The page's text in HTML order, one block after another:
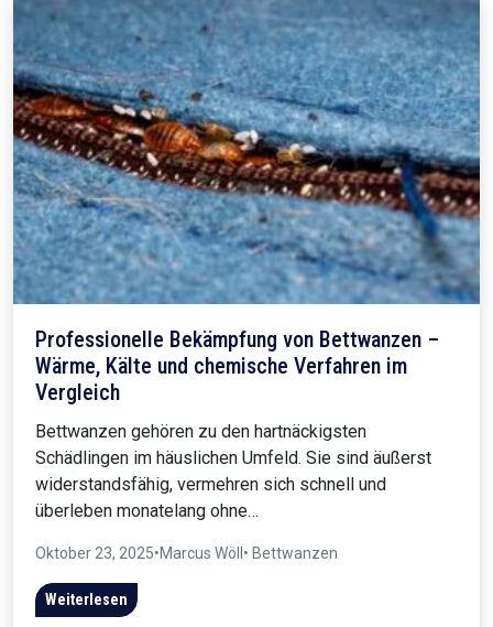
Professionelle Bekämpfung von Bettwanzen –
Wärme, Kälte und chemische Verfahren im
Vergleich
Bettwanzen gehören zu den hartnäckigsten
Schädlingen im häuslichen Umfeld. Sie sind äußerst
widerstandsfähig, vermehren sich schnell und
überleben monatelang ohne…
Oktober 23, 2025•Marcus Wöll • Bettwanzen
Weiterlesen